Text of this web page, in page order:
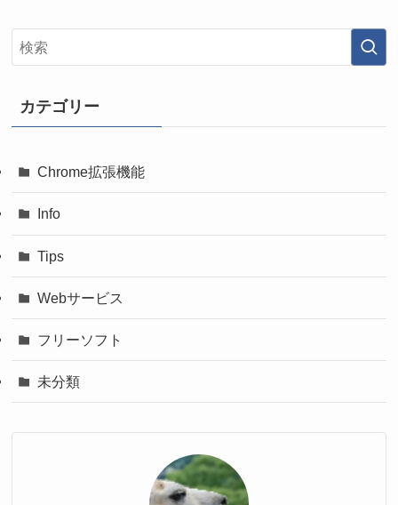
カテゴリー
Chrome拡張機能
Info
Tips
Webサービス
フリーソフト
未分類